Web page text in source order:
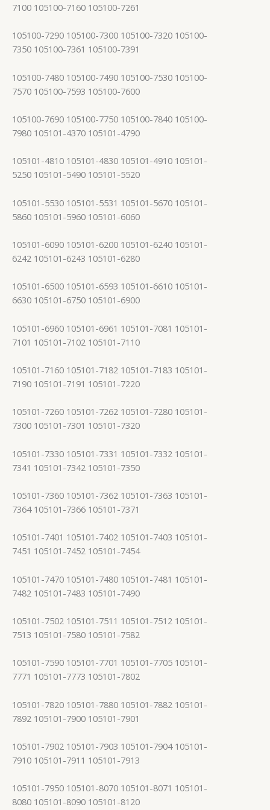
7100 105100-7160 105100-7261
105100-7290 105100-7300 105100-7320 105100-
7350 105100-7361 105100-7391
105100-7480 105100-7490 105100-7530 105100-
7570 105100-7593 105100-7600
105100-7690 105100-7750 105100-7840 105100-
7980 105101-4370 105101-4790
105101-4810 105101-4830 105101-4910 105101-
5250 105101-5490 105101-5520
105101-5530 105101-5531 105101-5670 105101-
5860 105101-5960 105101-6060
105101-6090 105101-6200 105101-6240 105101-
6242 105101-6243 105101-6280
105101-6500 105101-6593 105101-6610 105101-
6630 105101-6750 105101-6900
105101-6960 105101-6961 105101-7081 105101-
7101 105101-7102 105101-7110
105101-7160 105101-7182 105101-7183 105101-
7190 105101-7191 105101-7220
105101-7260 105101-7262 105101-7280 105101-
7300 105101-7301 105101-7320
105101-7330 105101-7331 105101-7332 105101-
7341 105101-7342 105101-7350
105101-7360 105101-7362 105101-7363 105101-
7364 105101-7366 105101-7371
105101-7401 105101-7402 105101-7403 105101-
7451 105101-7452 105101-7454
105101-7470 105101-7480 105101-7481 105101-
7482 105101-7483 105101-7490
105101-7502 105101-7511 105101-7512 105101-
7513 105101-7580 105101-7582
105101-7590 105101-7701 105101-7705 105101-
7771 105101-7773 105101-7802
105101-7820 105101-7880 105101-7882 105101-
7892 105101-7900 105101-7901
105101-7902 105101-7903 105101-7904 105101-
7910 105101-7911 105101-7913
105101-7950 105101-8070 105101-8071 105101-
8080 105101-8090 105101-8120